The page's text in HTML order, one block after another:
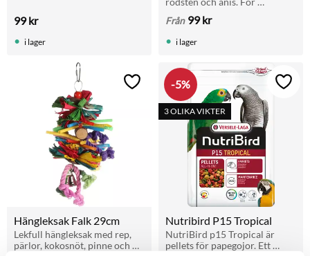
99kr
i lager
äggskal. Ges med fri tillgång.
Från 99kr
i lager
Hängleksak Falk 29cm
Lekfull hängleksak med rep,
pärlor, kokosnöt, pinne och
Lägg till i favoriter
Nutribird P15 Tropical
NutriBird p15 Tropical är
pellets för papegojor. Ett
5%
3 OLIKA VIKTER
Lägg